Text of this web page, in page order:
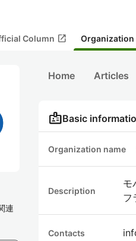
Column open_in_new Organization
連
Home Articles
badgeBasic
Organization name
Description
モ
フ
Contacts